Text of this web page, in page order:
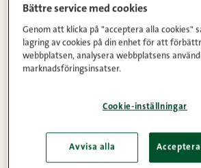
Malet kött av gris och nöt 23
Bättre service med cookies
Genom att klicka på "acceptera alla cookies"
lagring av cookies på din enhet för att
webbplatsen, analysera webbplatsens
marknadsföringsinsatser.
Cookie-inställningar
Avvisa alla